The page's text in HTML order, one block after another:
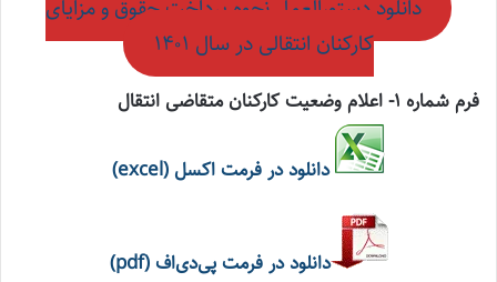
دانلود دستورالعمل نحوه پرداخت حقوق و مزایای
کارکنان انتقالی در سال ۱۴۰۱
فرم شماره ۱- اعلام وضعیت كاركنان متقاضی انتقال
دانلود در فرمت اکسل (excel)
دانلود در فرمت پی‌دی‌اف (pdf)